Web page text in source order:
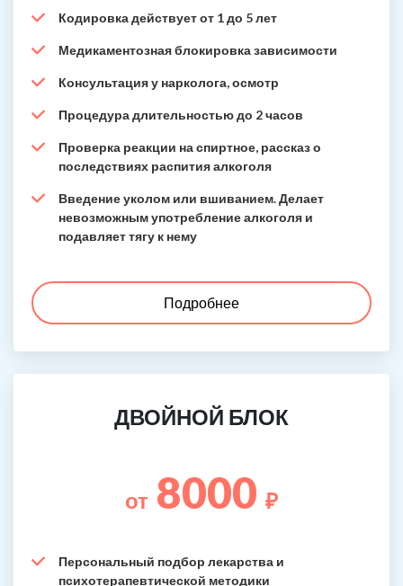
Кодировка действует от 1 до 5 лет
Медикаментозная блокировка зависимости
Консультация у нарколога, осмотр
Процедура длительностью до 2 часов
Проверка реакции на спиртное, рассказ о
последствиях распития алкоголя
Введение уколом или вшиванием. Делает
невозможным употребление алкоголя и
подавляет тягу к нему
Подробнее
ДВОЙНОЙ БЛОК
от 8000 ₽
Персональный подбор лекарства и
психотерапевтической методики